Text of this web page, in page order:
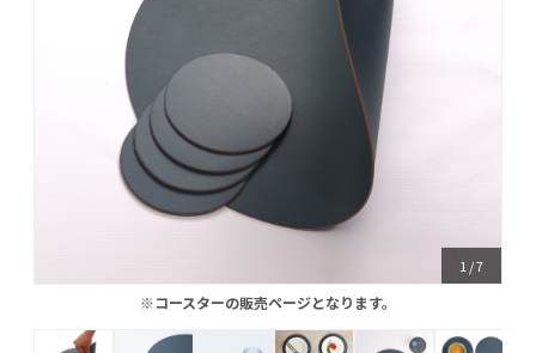
※コースターの販売ページとなります。
1 /7
※コースターの販売ページとなります。